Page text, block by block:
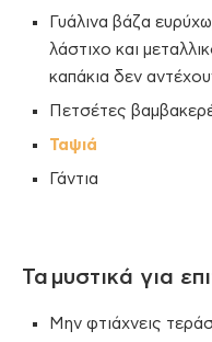
Γυάλινα βάζα
λάστιχο και
καπάκια δεν
Πετσέτες
Ταψιά
Γάντια
Τα μυστικά για
Μην φτιάχνεις